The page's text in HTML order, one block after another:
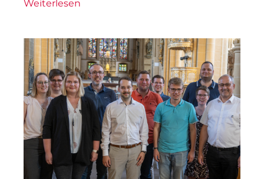
Weiterlesen